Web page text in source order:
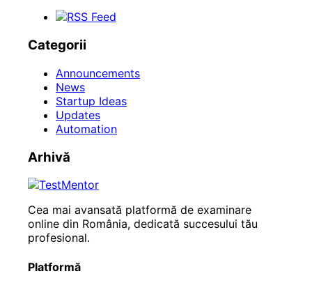
Categorii
Announcements
News
Startup Ideas
Updates
Automation
Arhivă
Cea mai avansată platformă de examinare
online din România, dedicată succesului tău
profesional.
Platformă